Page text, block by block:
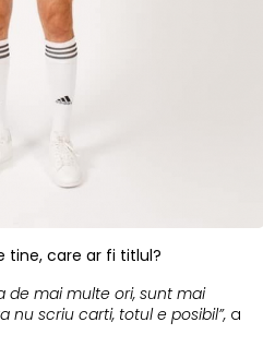
tine, care ar fi titlul?
de mai multe ori, sunt mai
scriu carti, totul e posibil”, a